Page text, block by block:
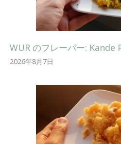
WUR のフレーバー: Kande
2026年8月7日